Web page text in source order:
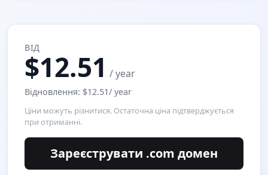
ВІД
$12.51 / year
Відновлення: $12.51/ year
Ціни можуть різнитися. Остаточна ціна підтверджується
при отриманні.
Зареєструвати .com домен